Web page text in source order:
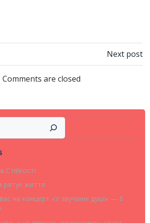
navigation
Next post
Comments are closed
Стійкості
рятує життя
на концерт «У звучанні душі» — 6